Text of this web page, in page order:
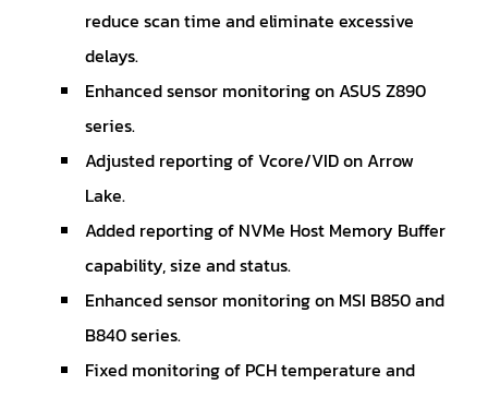
reduce scan time and eliminate excessive
delays.
Enhanced sensor monitoring on ASUS Z890
series.
Adjusted reporting of Vcore/VID on Arrow
Lake.
Added reporting of NVMe Host Memory Buffer
capability, size and status.
Enhanced sensor monitoring on MSI B850 and
B840 series.
Fixed monitoring of PCH temperature and